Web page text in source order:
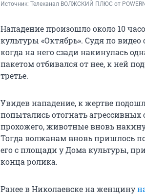
Источник: Телеканал ВОЛЖСКИЙ ПЛЮС от
Нападение произошло около 10
культуры «Октябрь». Судя по
когда на него сзади накинулась
пакетом отбивался от нее, к ней
третье.
Увидев нападение, к жертве
попытались отогнать агрессивных
прохожего, животные вновь
Тогда волжанам вновь пришлось
его с площади у Дома культуры,
конца ролика.
Ранее в Николаевске на женщину